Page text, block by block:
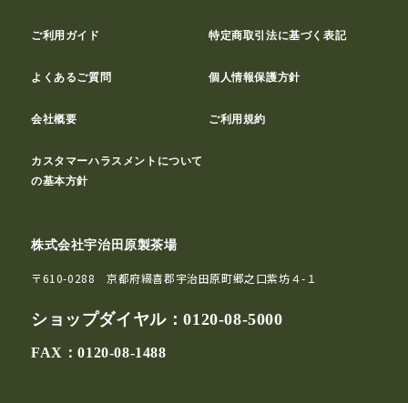
ご利用ガイド 特定商取引法に基づく表記
よくあるご質問 個人情報保護方針
会社概要 ご利用規約
カスタマーハラスメントについて
の基本方針
株式会社宇治田原製茶場
〒610-0288 京都府綴喜郡宇治田原町郷之口紫坊４-１
ショップダイヤル：0120-08-5000
FAX：0120-08-1488